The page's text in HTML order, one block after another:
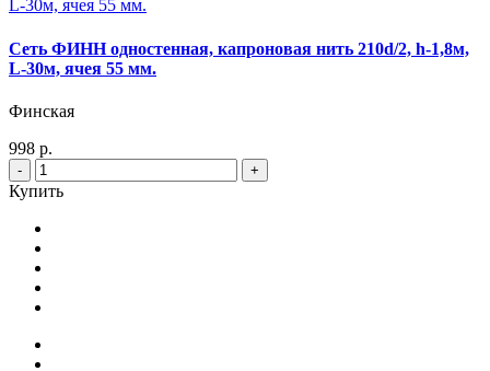
Сеть ФИНН одностенная, капроновая нить 210d/2, h-1,8м,
L-30м, ячея 55 мм.
Финская
998 р.
- +
Купить